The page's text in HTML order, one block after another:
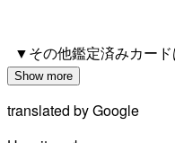
▼その他鑑定済みカー
Show more
translated byGoogle